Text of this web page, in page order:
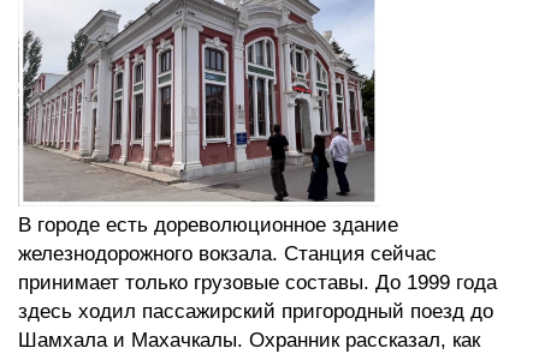
В городе есть дореволюционное здание
железнодорожного вокзала. Станция сейчас
принимает только грузовые составы. До 1999 года
здесь ходил пассажирский пригородный поезд до
Шамхала и Махачкалы. Охранник рассказал, как